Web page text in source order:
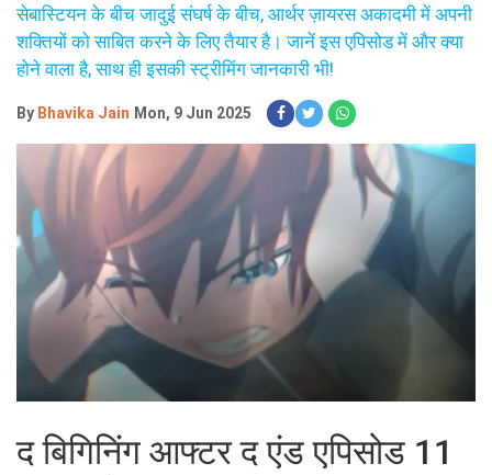
सेबास्टियन के बीच जादुई संघर्ष के बीच, आर्थर ज़ायरस अकादमी में अपनी
शक्तियों को साबित करने के लिए तैयार है। जानें इस एपिसोड में और क्या
होने वाला है, साथ ही इसकी स्ट्रीमिंग जानकारी भी!
By Bhavika Jain Mon, 9 Jun 2025
द बिगिनिंग आफ्टर द एंड एपिसोड 11